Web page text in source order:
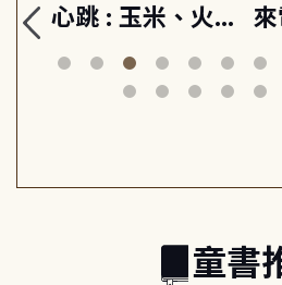
心跳 : 玉米、火
山與信仰, 外交官
筆下的現代馬雅
節
童書